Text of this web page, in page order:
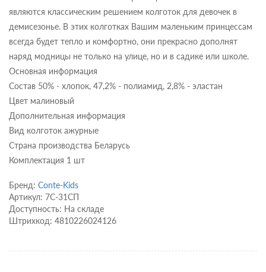
являются классическим решением колготок для девочек в
демисезонье. В этих колготках Вашим маленьким принцессам
всегда будет тепло и комфортно, они прекрасно дополнят
наряд модницы не только на улице, но и в садике или школе.
Основная информация
Состав 50% - хлопок, 47,2% - полиамид, 2,8% - эластан
Цвет малиновый
Дополнительная информация
Вид колготок ажурные
Страна производства Беларусь
Комплектация 1 шт
Бренд: Conte-Kids
Артикул: 7С-31СП
Доступность: На складе
Штрихкод: 4810226024126